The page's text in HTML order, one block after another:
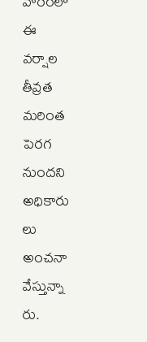
ఈ
వర్షాల
తీవ్రత
మరింత
పెరగ
నుందని
అధికారు
లు
అంచనా
వేస్తున్నా
రు.